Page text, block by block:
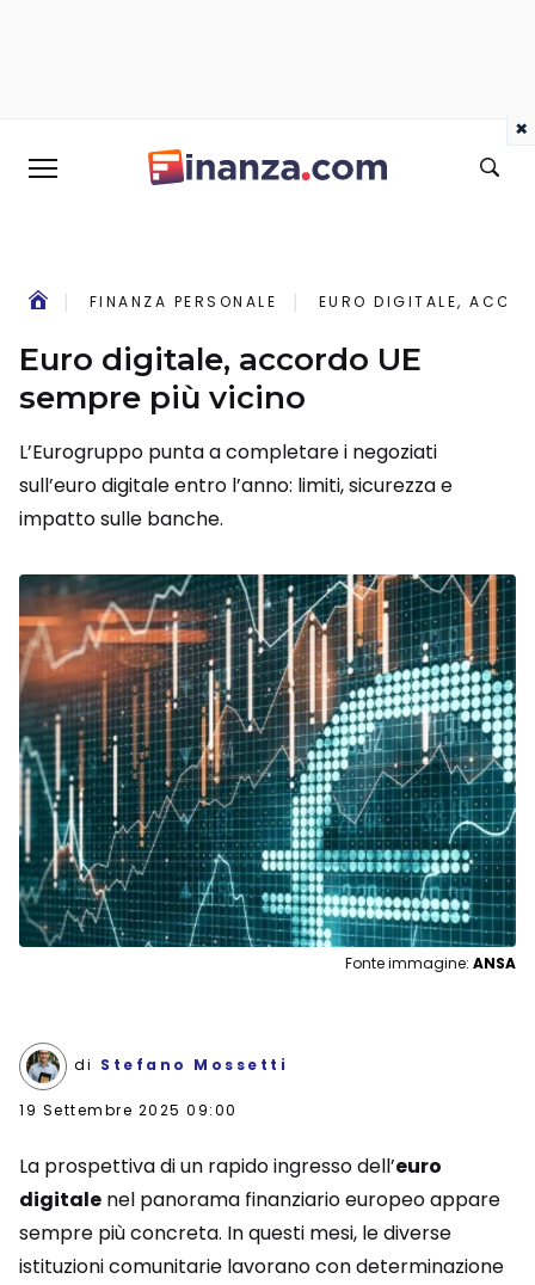
FINANZA PERSONALE EURO DIGITALE,
Euro digitale, accordo UE
sempre più vicino
L’Eurogruppo punta a completare i negoziati
sull’euro digitale entro l’anno: limiti, sicurezza e
impatto sulle banche.
Fonte immagine: ANSA
di Stefano Mossetti
19 Settembre 2025 09:00
La prospettiva di un rapido ingresso dell’euro
digitale nel panorama finanziario europeo appare
sempre più concreta. In questi mesi, le diverse
istituzioni comunitarie lavorano con determinazione
×